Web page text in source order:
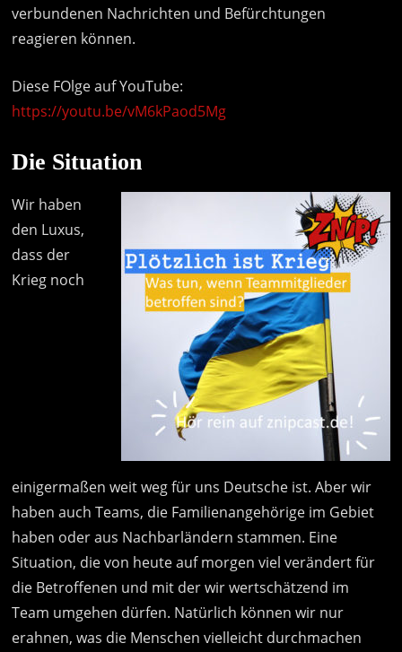
verbundenen Nachrichten und Befürchtungen
reagieren können.
Diese FOlge auf YouTube:
https://youtu.be/vM6kPaod5Mg
Die Situation
Wir haben
den Luxus,
dass der
Krieg noch
einigermaßen weit weg für uns Deutsche ist. Aber wir
haben auch Teams, die Familienangehörige im Gebiet
haben oder aus Nachbarländern stammen. Eine
Situation, die von heute auf morgen viel verändert für
die Betroffenen und mit der wir wertschätzend im
Team umgehen dürfen. Natürlich können wir nur
erahnen, was die Menschen vielleicht durchmachen